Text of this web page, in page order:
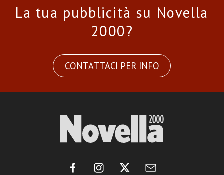
La tua pubblicità su Novella
2000?
CONTATTACI PER INFO